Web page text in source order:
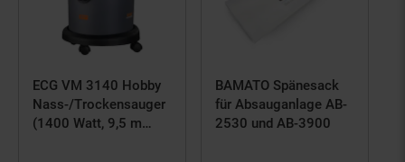
ECG VM 3140 Hobby
Nass-/Trockensauger
(1400 Watt, 9,5 m
BAMATO Spänesack
für Absauganlage AB-
2530 und AB-3900